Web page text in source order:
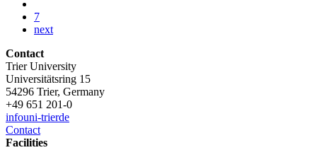
7
next
Contact
Trier University
Universitätsring 15
54296 Trier, Germany
+49 651 201-0
infouni-trierde
Contact
Facilities